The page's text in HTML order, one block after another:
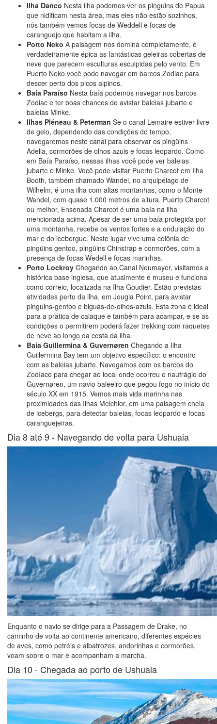
Ilha Danco Nesta ilha podemos ver os pinguins de Papua
que nidificam nesta área, mas eles não estão sozinhos,
nós também vemos focas de Weddell e focas de
caranguejo que habitam a ilha.
Porto Neko A paisagem nos domina completamente, é
verdadeiramente épica as fantásticas geleiras cobertas de
neve que parecem esculturas esculpidas pelo vento. Em
Puerto Neko você pode navegar em barcos Zodiac para
descer perto dos picos alpinos.
Baía Paraíso Nesta baía podemos navegar nos barcos
Zodiac e ter boas chances de avistar baleias jubarte e
baleias Minke.
Ilhas Pléneau & Peterman Se o canal Lemaire estiver livre
de gelo, dependendo das condições do tempo,
navegaremos neste canal para observar os pingüins
Adelia, cormorões de olhos azuis e focas leopardo. Como
em Baía Paraíso, nessas ilhas você pode ver baleias
jubarte e Minke. Você pode visitar Puerto Charcot em Ilha
Booth, também chamado Wandel, no arquipélago de
Wilhelm, é uma ilha com altas montanhas, como o Monte
Wandel, com quase 1.000 metros de altura. Puerto Charcot
ou melhor, Ensenada Charcot é uma baía na ilha
mencionada acima. Apesar de ser uma baía protegida por
uma montanha, recebe os ventos fortes e a ondulação do
mar e do icebergue. Neste lugar vive uma colônia de
pingüins gentoo, pingüins Chinstrap e cormorões, com a
presença de focas Wedell e focas marinhas.
Porto Lockroy Chegando ao Canal Neumayer, visitamos a
histórica base inglesa, que atualmente é museu e funciona
como correio, localizada na Ilha Goudier. Estão previstas
atividades perto da ilha, em Jougla Point, para avistar
pinguins-gentoo e biguás-de-olhos-azuis. Esta zona é ideal
para a prática de caiaque e também para acampar, e se as
condições o permitirem poderá fazer trekking com raquetes
de neve ao longo da costa da ilha.
Baía Guillermina & Guvernøren Chegando a Ilha
Guillermina Bay tem um objetivo específico: o encontro
com as baleias jubarte. Navegamos com os barcos do
Zodíaco para chegar ao local onde ocorreu o naufrágio do
Guvernøren, um navio baleeiro que pegou fogo no início do
século XX em 1915. Vemos mais vida marinha nas
proximidades das Ilhas Melchior, em uma paisagem cheia
de icebergs, para detectar baleias, focas leopardo e focas
caranguejeiras.
Dia 8 até 9 - Navegando de volta para Ushuaia
Enquanto o navio se dirige para a Passagem de Drake, no
caminho de volta ao continente americano, diferentes espécies
de aves, como petréis e albatrozes, andorinhas e cormorões,
voam sobre o mar e acompanham a marcha.
Dia 10 - Chegada ao porto de Ushuaia